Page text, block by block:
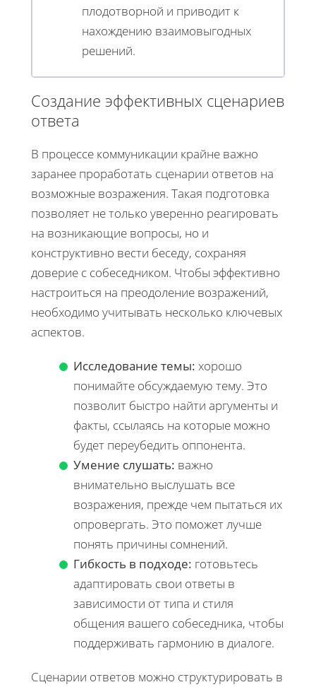
плодотворной и приводит к
нахождению взаимовыгодных
решений.
Создание эффективных сценариев
ответа
В процессе коммуникации крайне важно
заранее проработать сценарии ответов на
возможные возражения. Такая подготовка
позволяет не только уверенно реагировать
на возникающие вопросы, но и
конструктивно вести беседу, сохраняя
доверие с собеседником. Чтобы эффективно
настроиться на преодоление возражений,
необходимо учитывать несколько ключевых
аспектов.
Исследование темы: хорошо
понимайте обсуждаемую тему. Это
позволит быстро найти аргументы и
факты, ссылаясь на которые можно
будет переубедить оппонента.
Умение слушать: важно
внимательно выслушать все
возражения, прежде чем пытаться их
опровергать. Это поможет лучше
понять причины сомнений.
Гибкость в подходе: готовьтесь
адаптировать свои ответы в
зависимости от типа и стиля
общения вашего собеседника, чтобы
поддерживать гармонию в диалоге.
Сценарии ответов можно структурировать в